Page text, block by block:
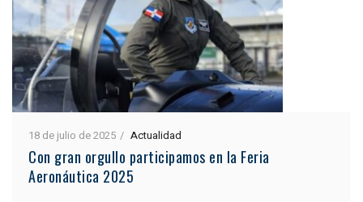
18 de julio de 2025 Actualidad
Con gran orgullo participamos en la Feria
Aeronáutica 2025